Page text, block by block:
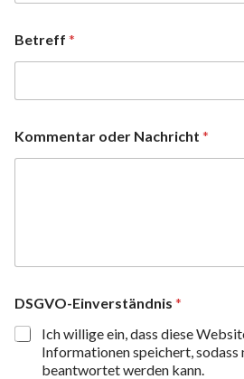
Betreff *
Kommentar oder Nachricht *
DSGVO-Einverständnis *
Ich willige ein, dass diese
Informationen speichert, sodass
beantwortet werden kann.